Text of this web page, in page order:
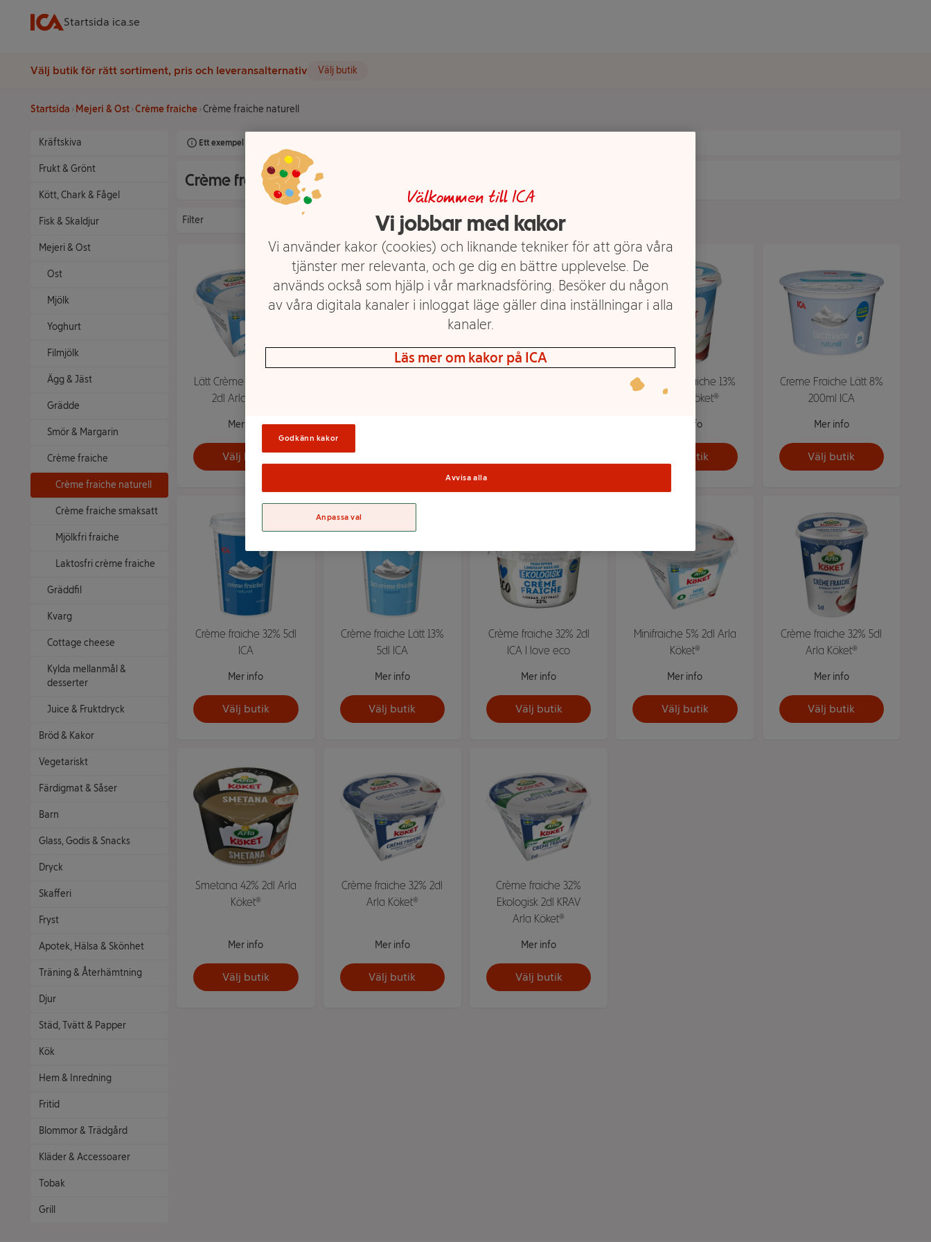
Startsida ica.se
Välj butik för rätt sortiment, pris och leveransalternativ Välj butik
Startsida Mejeri & Ost Crème fraiche Crème fraiche naturell
Kräftskiva
Frukt & Grönt
Kött, Chark & Fågel
Fisk & Skaldjur
Mejeri & Ost
Ost
Mjölk
Yoghurt
Filmjölk
Ägg & Jäst
Grädde
Smör & Margarin
Crème fraiche
Crème fraiche naturell
Crème fraiche smaksatt
Mjölkfri fraiche
Laktosfri crème fraiche
Gräddfil
Kvarg
Cottage cheese
Kylda mellanmål &
desserter
Juice & Fruktdryck
Bröd & Kakor
Vegetariskt
Färdigmat & Såser
Barn
Glass, Godis & Snacks
Dryck
Skafferi
Fryst
Apotek, Hälsa & Skönhet
Träning & Återhämtning
Djur
Städ, Tvätt & Papper
Kök
Hem & Inredning
Fritid
Blommor & Trädgård
Kläder & Accessoarer
Tobak
Grill
Ett exempel på onlinesortiment visas.
Crème fraiche naturell
Filter
Lätt Crème fraiche 13%
2dl Arla Köket®
Mer info
Välj butik
Lätt crème fraiche 13%
5dl Arla Köket®
Mer info
Välj butik
Creme Fraiche Lätt 8%
200ml ICA
Mer info
Välj butik
Crème fraiche 32% 5dl
ICA
Mer info
Välj butik
Crème fraiche Lätt 13%
5dl ICA
Mer info
Välj butik
Crème fraiche 32% 2dl
ICA I love eco
Mer info
Välj butik
Minifraiche 5% 2dl Arla
Köket®
Mer info
Välj butik
Crème fraiche 32% 5dl
Arla Köket®
Mer info
Välj butik
Smetana 42% 2dl Arla
Köket®
Mer info
Välj butik
Crème fraiche 32% 2dl
Arla Köket®
Mer info
Välj butik
Crème fraiche 32%
Ekologisk 2dl KRAV
Arla Köket®
Mer info
Välj butik
Välkommen till ICA
Vi jobbar med kakor
Vi använder kakor (cookies) och liknande tekniker för att göra våra
tjänster mer relevanta, och ge dig en bättre upplevelse. De
används också som hjälp i vår marknadsföring. Besöker du någon
av våra digitala kanaler i inloggat läge gäller dina inställningar i alla
kanaler.
Läs mer om kakor på ICA
Godkänn kakor
Avvisa alla
Anpassa val